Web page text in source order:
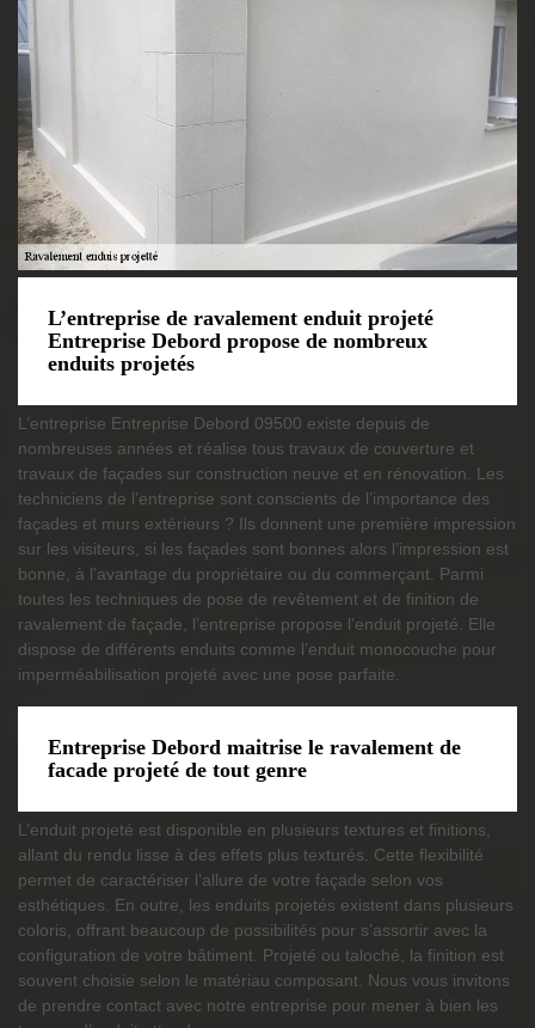
L’entreprise de ravalement enduit projeté
Entreprise Debord propose de nombreux
enduits projetés
L’entreprise Entreprise Debord 09500 existe depuis de
nombreuses années et réalise tous travaux de couverture et
travaux de façades sur construction neuve et en rénovation. Les
techniciens de l’entreprise sont conscients de l’importance des
façades et murs extérieurs ? Ils donnent une première impression
sur les visiteurs, si les façades sont bonnes alors l’impression est
bonne, à l’avantage du propriétaire ou du commerçant. Parmi
toutes les techniques de pose de revêtement et de finition de
ravalement de façade, l’entreprise propose l’enduit projeté. Elle
dispose de différents enduits comme l’enduit monocouche pour
imperméabilisation projeté avec une pose parfaite.
Entreprise Debord maitrise le ravalement de
facade projeté de tout genre
L’enduit projeté est disponible en plusieurs textures et finitions,
allant du rendu lisse à des effets plus texturés. Cette flexibilité
permet de caractériser l’allure de votre façade selon vos
esthétiques. En outre, les enduits projetés existent dans plusieurs
coloris, offrant beaucoup de possibilités pour s’assortir avec la
configuration de votre bâtiment. Projeté ou taloché, la finition est
souvent choisie selon le matériau composant. Nous vous invitons
de prendre contact avec notre entreprise pour mener à bien les